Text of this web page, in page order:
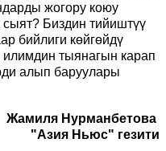
жогору коюу
сыят? Биздин тийиштүү
бийлиги көйгөйдү
тыянагын карап
алып баруулары
Жамиля Нурманбетова
"Азия Ньюс" гезити